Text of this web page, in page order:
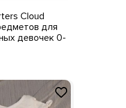
Cloud
для
девочек 0-